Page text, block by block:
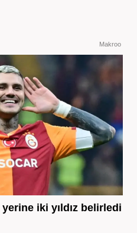
Makroo
iki yıldız belirledi